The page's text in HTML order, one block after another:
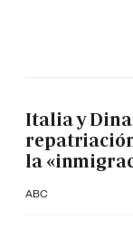
Italia y
la
ABC